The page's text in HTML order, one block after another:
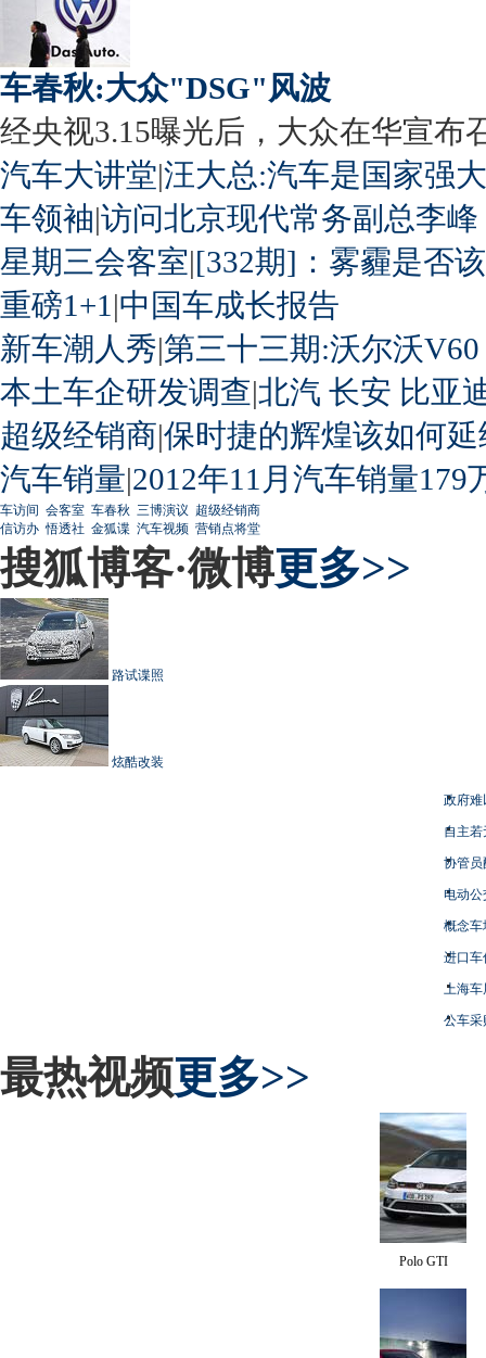
车春秋:大众"DSG"风波
经央视3.15曝光后，大众在华宣布
汽车大讲堂|汪大总:汽车是国家强
车领袖|访问北京现代常务副总李峰
星期三会客室|[332期]：雾霾是否
重磅1+1 |中国车成长报告
新车潮人秀|第三十三期:沃尔沃
本土车企研发调查|北汽 长安 比亚
超级经销商|保时捷的辉煌该如何延
汽车销量|2012年11月汽车销量179
车访间 会客室 车春秋 三博演议 超级经销商
信访办 悟透社 金狐谍 汽车视频 营销点将堂
搜狐博客·微博更多>>
路试谍照
炫酷改装
政府难
自主
协管员
电动
概念车
进口车
上海车
公车采
最热视频更多>>
Polo GTI